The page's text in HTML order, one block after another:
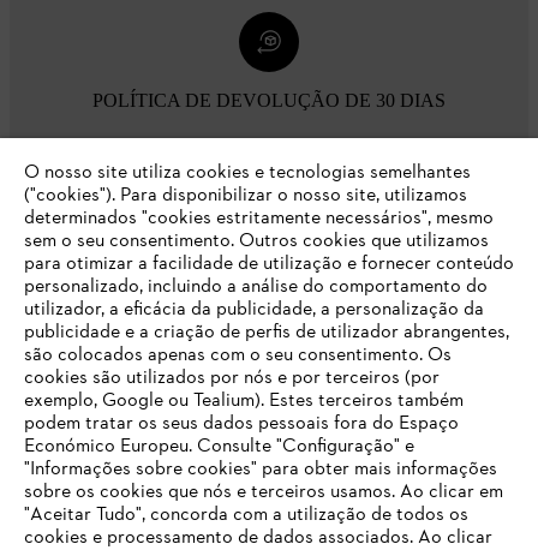
POLÍTICA DE DEVOLUÇÃO DE 30 DIAS
Opções de pagamento
Empresa
FAQs Loja Online
O SEU NAVEGADOR NÃO SUPORTA
ESTE WEBSITE
O nosso site utiliza cookies e tecnologias semelhantes
("cookies"). Para disponibilizar o nosso site, utilizamos
determinados "cookies estritamente necessários", mesmo
sem o seu consentimento. Outros cookies que utilizamos
para otimizar a facilidade de utilização e fornecer conteúdo
personalizado, incluindo a análise do comportamento do
utilizador, a eficácia da publicidade, a personalização da
publicidade e a criação de perfis de utilizador abrangentes,
são colocados apenas com o seu consentimento. Os
cookies são utilizados por nós e por terceiros (por
exemplo, Google ou Tealium). Estes terceiros também
podem tratar os seus dados pessoais fora do Espaço
Económico Europeu. Consulte "Configuração" e
"Informações sobre cookies" para obter mais informações
sobre os cookies que nós e terceiros usamos. Ao clicar em
"Aceitar Tudo", concorda com a utilização de todos os
cookies e processamento de dados associados. Ao clicar